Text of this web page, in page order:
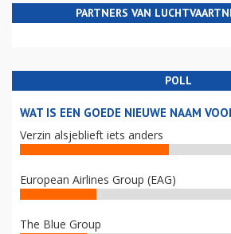
PARTNERS VAN
POLL
WAT IS EEN GOEDE NIEUWE NAAM
Verzin alsjeblieft iets anders
European Airlines Group (EAG)
The Blue Group